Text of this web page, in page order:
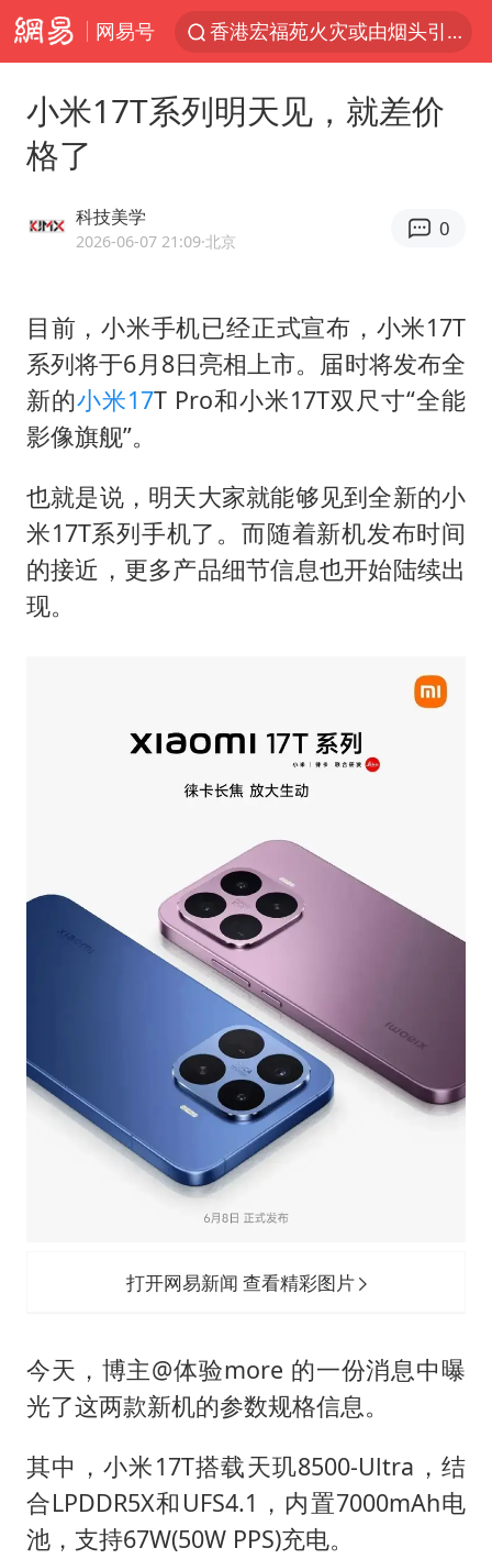
网易号
香港宏福苑火灾或由烟头引起
伊斯兰版北约来了吗
陕西柞水泥石流已致2死 仍有1人失联
多所高校取消艺考
云南一地村民过火把节意外灼伤16人
店主称换“青海拉面”招牌后生意更好
22岁女生独闯南太行失联12天
薛之谦杭州站演唱会取消
张本智和：零封向鹏不意外
习近平心系体育强国建设
小米17T系列明天见，就差价
格了
科技美学
2026-06-07 21:09·北京
0
目前，小米手机已经正式宣布，小米17T
系列将于6月8日亮相上市。届时将发布全
新的小米17T Pro和小米17T双尺寸“全能
影像旗舰”。
也就是说，明天大家就能够见到全新的小
米17T系列手机了。而随着新机发布时间
的接近，更多产品细节信息也开始陆续出
现。
打开网易新闻 查看精彩图片
今天，博主@体验more 的一份消息中曝
光了这两款新机的参数规格信息。
其中，小米17T搭载天玑8500-Ultra，结
合LPDDR5X和UFS4.1，内置7000mAh电
池，支持67W(50W PPS)充电。